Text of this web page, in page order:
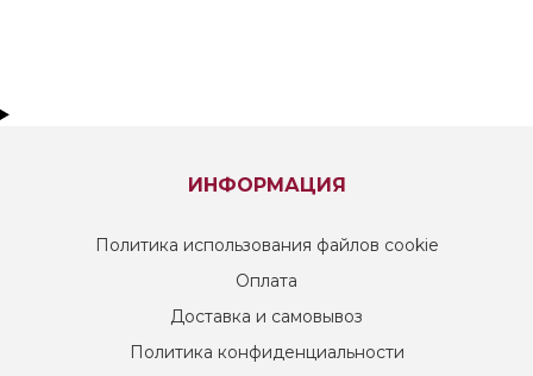
ИНФОРМАЦИЯ
Политика использования файлов cookie
Оплата
Доставка и самовывоз
Политика конфиденциальности